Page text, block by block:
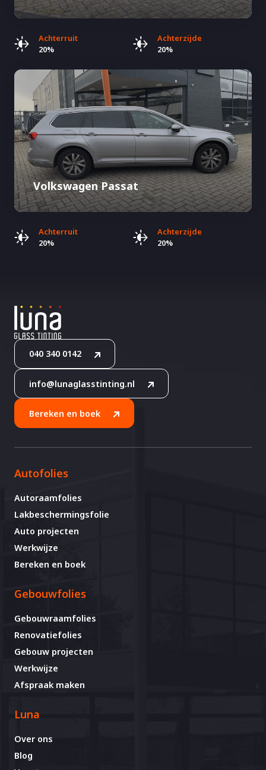
Achterruit
20%
Achterzijde
20%
Volkswagen Passat
Achterruit
20%
Achterzijde
20%
040 340 0142
info@lunaglasstinting.nl
Bereken en boek
Autofolies
Autoraamfolies
Lakbeschermingsfolie
Auto projecten
Werkwijze
Bereken en boek
Gebouwfolies
Gebouwraamfolies
Renovatiefolies
Gebouw projecten
Werkwijze
Afspraak maken
Luna
Over ons
Blog